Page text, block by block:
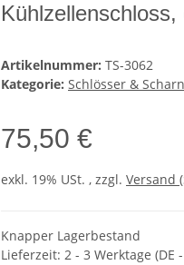
Artikelnummer: TS-3062
Kategorie: Schlösser &
75,50 €
exkl. 19% USt. , zzgl. Versand
Knapper Lagerbestand
Lieferzeit: 2 - 3 Werktage (DE